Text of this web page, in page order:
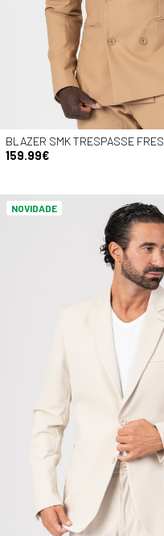
BLAZER SMK TRESPASSE FRES
159.99€
NOVIDADE